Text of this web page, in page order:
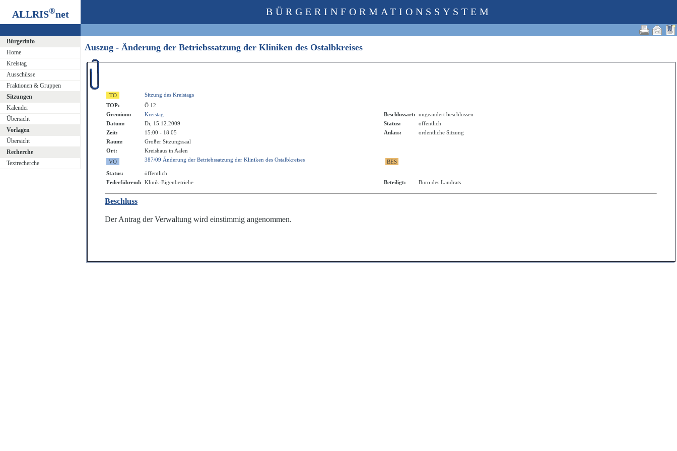
ALLRIS®net
Bürgerinfo
Home
Kreistag
Ausschüsse
Fraktionen & Gruppen
Sitzungen
Kalender
Übersicht
Vorlagen
Übersicht
Recherche
Textrecherche
BÜRGERINFORMATIONSSYSTEM
Auszug - Änderung der Betriebssatzung der Kliniken des Ostalbkreises
Sitzung des Kreistags
TOP:
Ö 12
Gremium:
Kreistag Beschlussart: ungeändert beschlossen
Datum:
Di, 15.12.2009 Status:
öffentlich
Zeit:
15:00 - 18:05 Anlass:
ordentliche Sitzung
Raum:
Großer Sitzungssaal
Ort:
Kreishaus in Aalen
387/09 Änderung der Betriebssatzung der Kliniken des Ostalbkreises
Status:
öffentlich
Federführend: Klinik-Eigenbetriebe Beteiligt: Büro des Landrats
Beschluss
Der Antrag der Verwaltung wird einstimmig angenommen.